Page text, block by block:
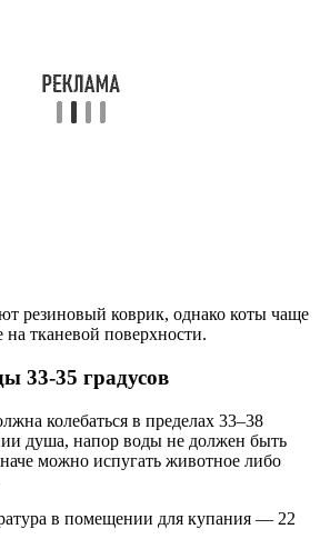
резиновый коврик, однако коты чаще
на тканевой поверхности.
33-35 градусов
колебаться в пределах 33–38
душа, напор воды не должен быть
можно испугать животное либо
в помещении для купания — 22